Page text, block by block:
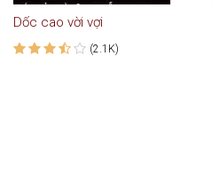
Dốc cao vời vợi
(2.1K)